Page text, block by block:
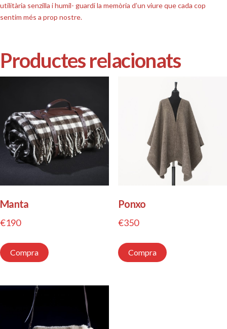
utilitària senzilla i humil- guardi la memòria d’un viure que cada cop
sentim més a prop nostre.
Productes relacionats
Manta
€190
Compra
Ponxo
€350
Compra